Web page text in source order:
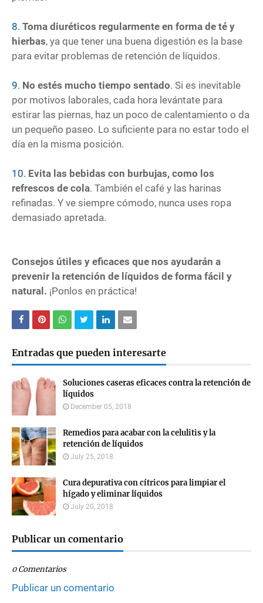
8. Toma diuréticos regularmente en forma de té y
hierbas, ya que tener una buena digestión es la base
para evitar problemas de retención de líquidos.
9. No estés mucho tiempo sentado. Si es inevitable
por motivos laborales, cada hora levántate para
estirar las piernas, haz un poco de calentamiento o da
un pequeño paseo. Lo suficiente para no estar todo el
día en la misma posición.
10. Evita las bebidas con burbujas, como los
refrescos de cola. También el café y las harinas
refinadas. Y ve siempre cómodo, nunca uses ropa
demasiado apretada.
Consejos útiles y eficaces que nos ayudarán a
prevenir la retención de líquidos de forma fácil y
natural. ¡Ponlos en práctica!
Entradas que pueden interesarte
Soluciones caseras eficaces contra la retención de
líquidos
December 05, 2018
Remedios para acabar con la celulitis y la
retención de líquidos
July 25, 2018
Cura depurativa con cítricos para limpiar el
hígado y eliminar líquidos
July 20, 2018
Publicar un comentario
0 Comentarios
Publicar un comentario